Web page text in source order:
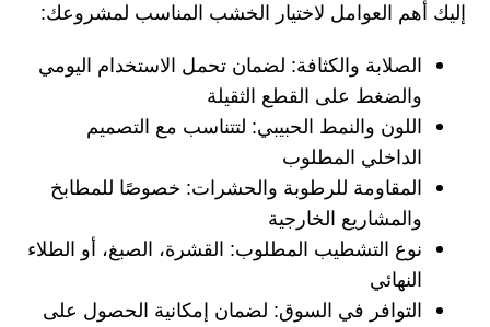
إليك أهم العوامل لاختيار الخشب المناسب لمشروعك:
الصلابة والكثافة: لضمان تحمل الاستخدام اليومي
والضغط على القطع الثقيلة
اللون والنمط الحبيبي: لتتناسب مع التصميم
الداخلي المطلوب
المقاومة للرطوبة والحشرات: خصوصًا للمطابخ
والمشاريع الخارجية
نوع التشطيب المطلوب: القشرة، الصبغ، أو الطلاء
النهائي
التوافر في السوق: لضمان إمكانية الحصول على